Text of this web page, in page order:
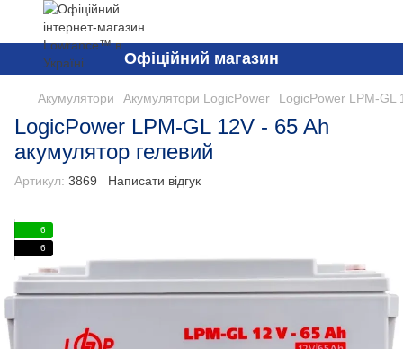
Офіційний магазин
Акумулятори Акумулятори LogicPower LogicPower LPM-GL
LogicPower LPM-GL 12V - 65 Ah
акумулятор гелевий
Артикул: 3869 Написати відгук
6
6